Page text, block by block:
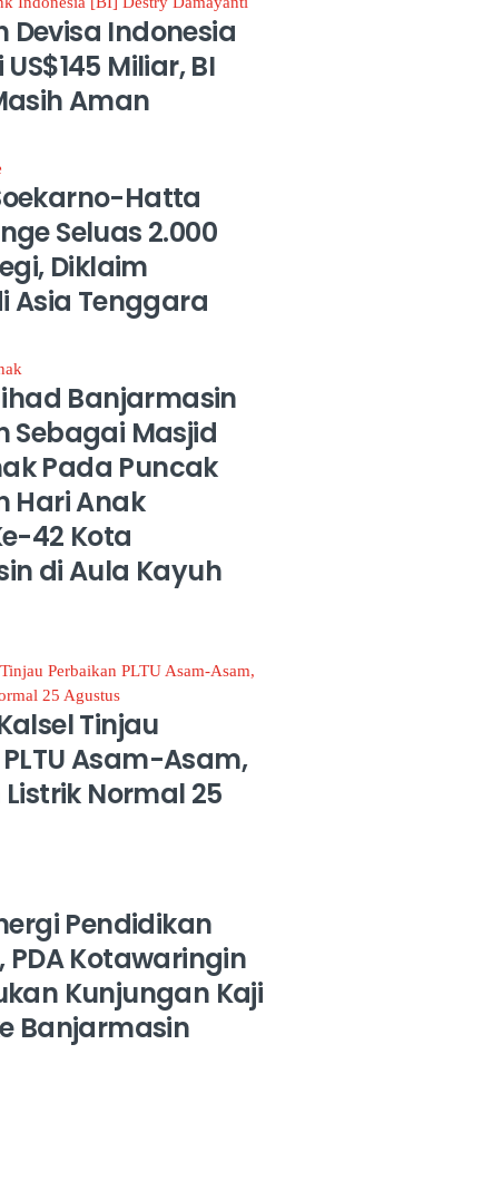
Indonesia
Miliar, BI
Aman
Hatta
Seluas 2.000
Diklaim
Asia Tenggara
Banjarmasin
Sebagai Masjid
Pada Puncak
Hari Anak
42 Kota
di Aula Kayuh
Tinjau
Asam-Asam,
Normal 25
Pendidikan
PDA Kotawaringin
Kunjungan Kaji
Banjarmasin